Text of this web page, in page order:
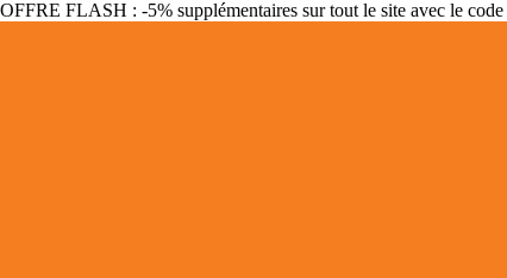
OFFRE FLASH : -5% supplémentaires sur tout le site avec le code